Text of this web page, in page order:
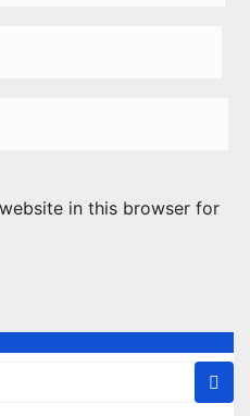
in this browser for